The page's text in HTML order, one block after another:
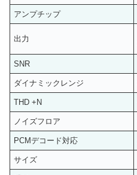
アンプチップ
出力
SNR
ダイナミックレンジ
THD +N
ノイズフロア
PCMデコード対応
サイズ